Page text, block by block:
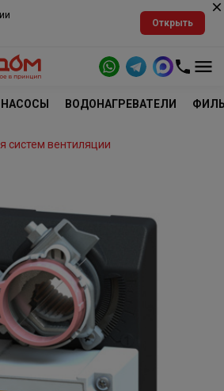
Открыть
НАСОСЫ ВОДОНАГРЕВАТЕЛИ
систем вентиляции